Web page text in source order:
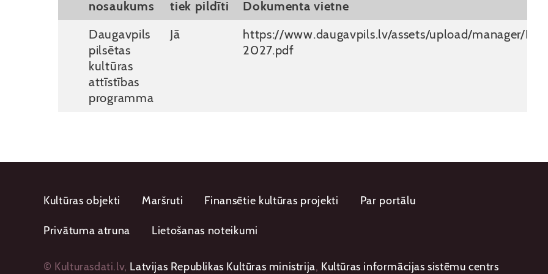
nosaukums
tiek pildīti
Dokumenta vietne
Daugavpils
pilsētas
kultūras
attīstības
programma
Jā
https://www.daugavpils.lv/assets/upload/manager/
2027.pdf
Kultūras objekti Maršruti Finansētie kultūras projekti Par portālu
Privātuma atruna Lietošanas noteikumi
© Kulturasdati.lv, Latvijas Republikas Kultūras ministrija, Kultūras informācijas sistēmu centrs